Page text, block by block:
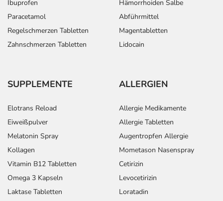
Ibuprofen
Paracetamol
Regelschmerzen Tabletten
Zahnschmerzen Tabletten
Hämorrhoiden Salbe
Abführmittel
Magentabletten
Lidocain
SUPPLEMENTE
Elotrans Reload
Eiweißpulver
Melatonin Spray
Kollagen
Vitamin B12 Tabletten
Omega 3 Kapseln
Laktase Tabletten
ALLERGIEN
Allergie Medikamente
Allergie Tabletten
Augentropfen Allergie
Mometason Nasenspray
Cetirizin
Levocetirizin
Loratadin